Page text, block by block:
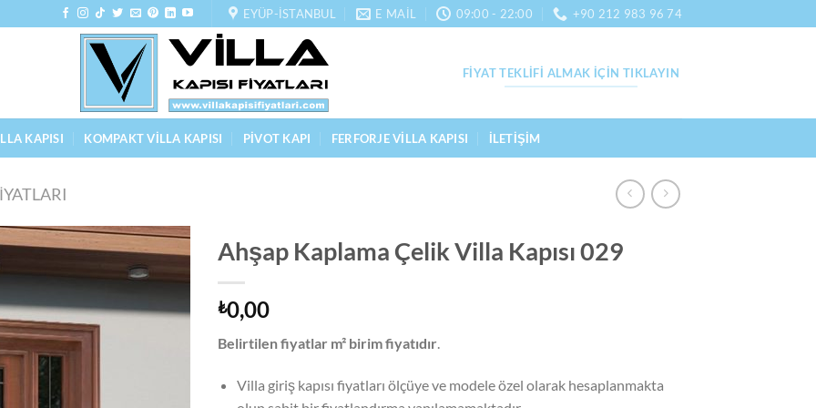
EYÜP-İSTANBUL E MAIL 09:00 - 22:00 +90 212 983 96 74
FIYAT TEKLIFI ALMAK İÇIN TIKLAYIN
KAPISI KOMPAKT VILLA KAPISI PIVOT KAPI FERFORJE VILLA KAPISI İLETIŞIM
Ahşap Kaplama Çelik Villa Kapısı 029
₺0,00
Belirtilen fiyatlar m² birim fiyatıdır.
Villa giriş kapısı fiyatları ölçüye ve modele özel olarak hesaplanmakta